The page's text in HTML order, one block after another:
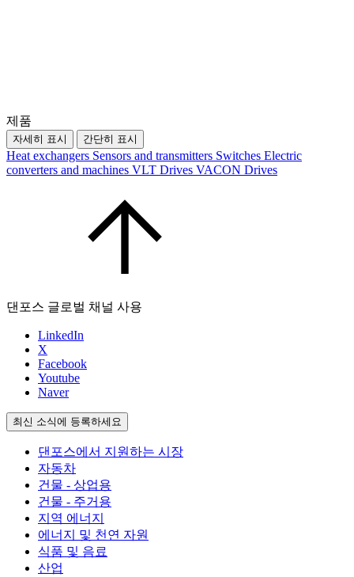
제품
자세히 표시 간단히 표시
Heat exchangers Sensors and transmitters Switches Electric
converters and machines VLT Drives VACON Drives
댄포스 글로벌 채널 사용
LinkedIn
X
Facebook
Youtube
Naver
최신 소식에 등록하세요
댄포스에서 지원하는 시장
자동차
건물 - 상업용
건물 - 주거용
지역 에너지
에너지 및 천연 자원
식품 및 음료
산업